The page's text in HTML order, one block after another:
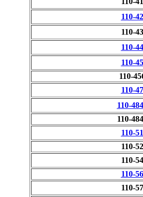
110-42
110-43
110-44
110-45
110-
110-47
110-
110-
110-51
110-52
110-54
110-56
110-57